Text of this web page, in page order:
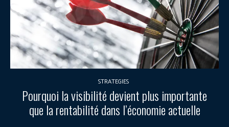
STRATEGIES
Pourquoi la visibilité devient plus importante
que la rentabilité dans l’économie actuelle